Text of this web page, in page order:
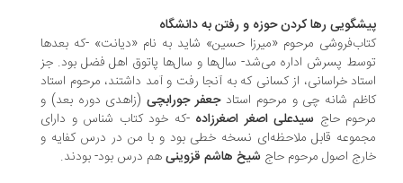
رها کردن حوزه و رفتن به دانشگاه
مرحوم «میرزا حسین» شاید به نام «دیانت» -که بعدها
پسرش اداره می‌شد- سال‌ها و سال‌ها پاتوق اهل فضل بود. جز
خراسانی، از کسانی که به آنجا رفت و آمد داشتند، مرحوم استاد
شانه چی و مرحوم استاد جعفر جورابچی(زاهدی دوره بعد) و
حاجسیدعلی اصغر اصغرزاده-که خود کتاب شناس و دارای
قابل ملاحظه‌ای نسخه خطی بود و با من در درس کفایه و
اصول مرحوم حاجشیخ هاشم قزوینیهم درس بود- بودند.